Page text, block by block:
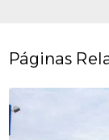
Páginas